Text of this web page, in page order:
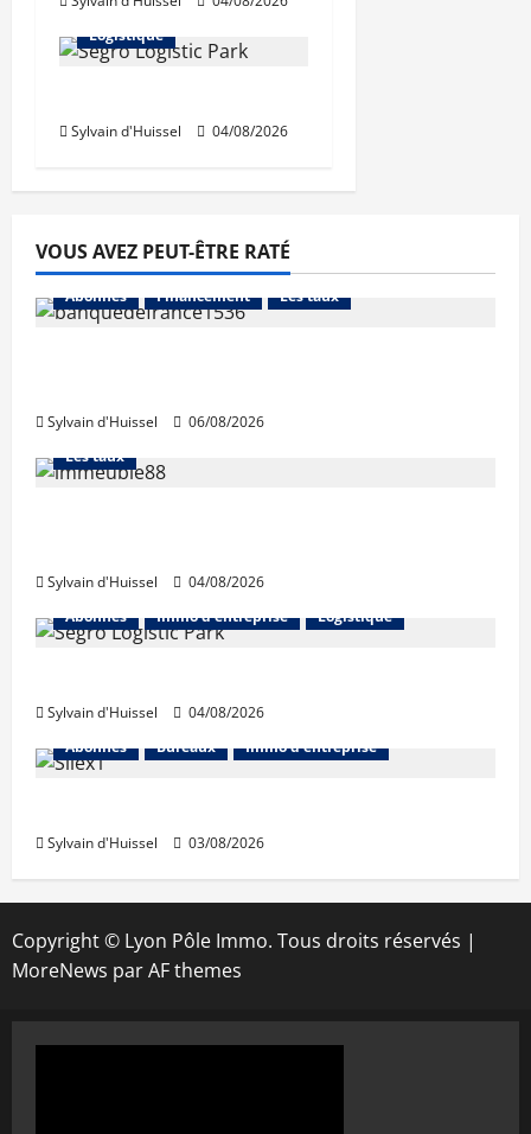
Logistique
Sylvain d'Huissel 04/08/2026
VOUS AVEZ PEUT-ÊTRE RATÉ
Abonnés Financement Les taux
Sylvain d'Huissel 06/08/2026
Abonnés Financement
Les taux
Sylvain d'Huissel
04/08/2026
Abonnés
Immo d'entreprise Logistique
Sylvain d'Huissel
04/08/2026
Abonnés
Bureaux Immo d'entreprise
Sylvain d'Huissel 03/08/2026
Copyright © Lyon Pôle Immo. Tous droits réservés |
MoreNews par AF themes